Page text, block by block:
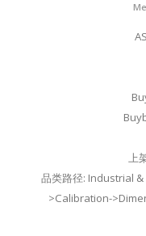
上
品类路径: Industrial
>Calibration-